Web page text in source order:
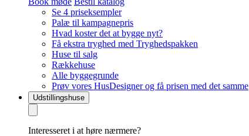
Se 4 priseksempler
Palæ til kampagnepris
Hvad koster det at bygge nyt?
Få ekstra tryghed med Tryghedspakken
Huse til salg
Rækkehuse
Alle byggegrunde
Prøv vores HusDesigner og få prisen med det samme
Udstillingshuse
Interesseret i at høre nærmere?